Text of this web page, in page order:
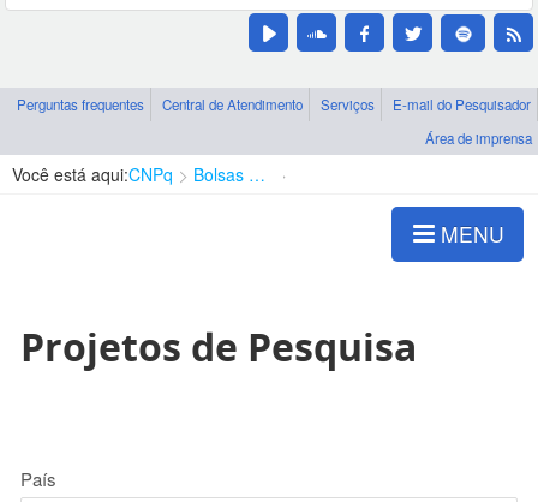
Perguntas frequentes Central de Atendimento Serviços
E-mail do Pesquisador
Área de imprensa
Você está aqui:CNPq Bolsas e Auxílios Vigentes
MENU
Projetos de Pesquisa
País